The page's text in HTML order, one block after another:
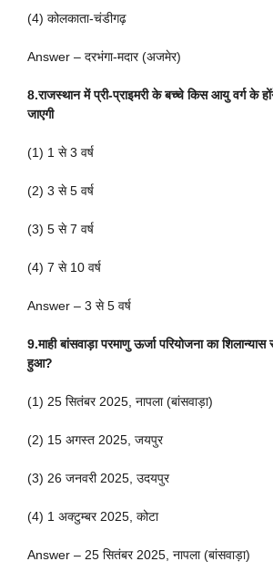
(4) कोलकाता-चंडीगढ़
Answer – दरभंगा-मदार (अजमेर)
8.राजस्थान में प्री-प्राइमरी के बच्चे किस आयु वर्ग के
जाएगी
(1) 1 से 3 वर्ष
(2) 3 से 5 वर्ष
(3) 5 से 7 वर्ष
(4) 7 से 10 वर्ष
Answer – 3 से 5 वर्ष
9.माही बांसवाड़ा परमाणु ऊर्जा परियोजना का
हुआ?
(1) 25 सितंबर 2025, नापला (बांसवाड़ा)
(2) 15 अगस्त 2025, जयपुर
(3) 26 जनवरी 2025, उदयपुर
(4) 1 अक्टुम्बर 2025, कोटा
Answer – 25 सितंबर 2025, नापला (बांसवाड़ा)